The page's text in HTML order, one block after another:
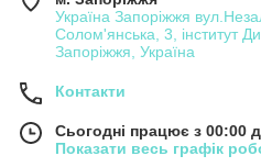
Україна Запоріжжя
Солом'янська, 3, інститут
Запоріжжя, Україна
Контакти
Сьогодні працює з 00:00
Показати весь графік